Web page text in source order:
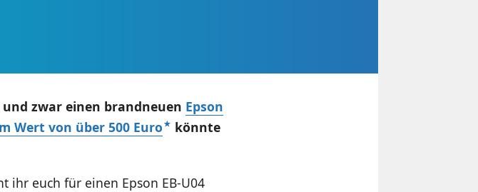
zwar einen brandneuen Epson
Wert von über 500 Euro
könnte
ihr euch für einen Epson EB-U04